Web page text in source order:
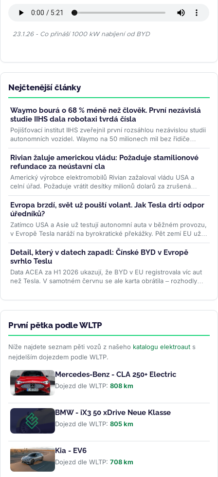
23.1.26 - Co přináší 1000 kW nabíjení od BYD
Nejčtenější články
Waymo bourá o 68 % méně než člověk. První nezávislá
studie IIHS dala robotaxi tvrdá čísla
Pojišťovací institut IIHS zveřejnil první rozsáhlou nezávislou studii
autonomních vozidel. Waymo na 50 milionech mil bez řidiče
bouralo o...>>
Rivian žaluje americkou vládu: Požaduje stamilionové
refundace za neústavní cla
Americký výrobce elektromobilů Rivian zažaloval vládu USA a
celní úřad. Požaduje vrátit desítky milionů dolarů za zrušená
Trumpova...>>
Evropa brzdí, svět už pouští volant. Jak Tesla drtí odpor
úředníků?
Zatímco USA a Asie už testují autonomní auta v běžném provozu,
v Evropě Tesla naráží na byrokratické překážky. Pět zemí EU už
ale...>>
Detail, který v datech zapadl: Čínské BYD v Evropě
svrhlo Teslu
Data ACEA za H1 2026 ukazují, že BYD v EU registrovala víc aut
než Tesla. V samotném červnu se ale karta obrátila – rozhodly
První pětka podle WLTP
Níže najdete seznam pěti vozů z našeho katalogu elektroaut s
nejdelším dojezdem podle WLTP.
Mercedes-Benz - CLA 250+ Electric
Dojezd dle WLTP: 808 km
BMW - iX3 50 xDrive Neue Klasse
Dojezd dle WLTP: 805 km
Kia - EV6
Dojezd dle WLTP: 708 km